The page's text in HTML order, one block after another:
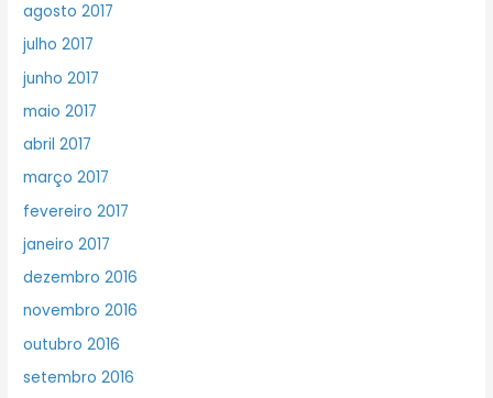
agosto 2017
julho 2017
junho 2017
maio 2017
abril 2017
março 2017
fevereiro 2017
janeiro 2017
dezembro 2016
novembro 2016
outubro 2016
setembro 2016